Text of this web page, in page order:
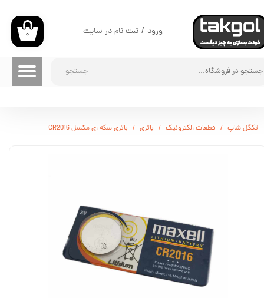
جستجو
۰ ورود / ثبت نام در سایت
حساب کاربری من
تغییر گذر واژه
سفارشات
تکگل شاپ قطعات الکترونیک باتری باتری سکه ای مکسل CR2016